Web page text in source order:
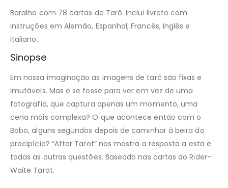
Baralho com 78 cartas de Tarô. Inclui livreto com
instruções em Alemão, Espanhol, Francês, Inglês e
Italiano.
Sinopse
Em nossa imaginação as imagens de tarô são fixas e
imutáveis. Mas e se fosse para ver em vez de uma
fotografia, que captura apenas um momento, uma
cena mais complexa? O que acontece então com o
Bobo, alguns segundos depois de caminhar à beira do
precipício? “After Tarot” nos mostra a resposta a esta e
todas as outras questões. Baseado nas cartas do Rider-
Waite Tarot.